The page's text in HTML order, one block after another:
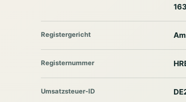
Registergericht
Registernummer
Umsatzsteuer-ID